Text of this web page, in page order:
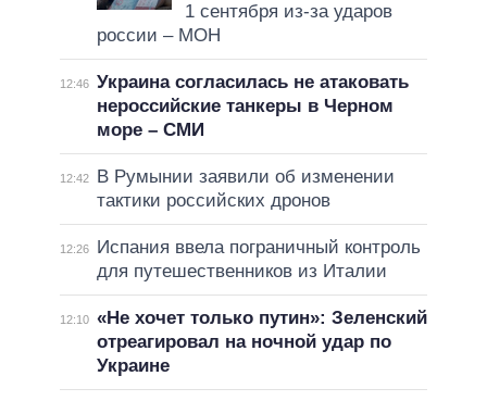
1 сентября из-за ударов
россии – МОН
12:46 Украина согласилась не атаковать
нероссийские танкеры в Черном
море – СМИ
12:42
В Румынии заявили об изменении
тактики российских дронов
12:26
Испания ввела пограничный контроль
для путешественников из Италии
12:10 «Не хочет только путин»: Зеленский
отреагировал на ночной удар по
Украине